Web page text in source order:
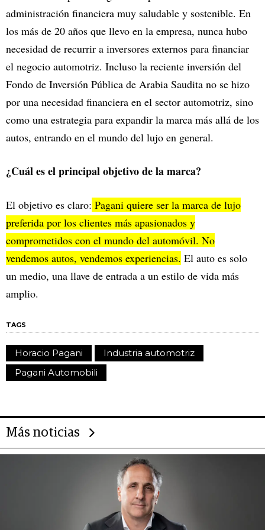
administración financiera muy saludable y sostenible. En
los más de 20 años que llevo en la empresa, nunca hubo
necesidad de recurrir a inversores externos para financiar
el negocio automotriz. Incluso la reciente inversión del
Fondo de Inversión Pública de Arabia Saudita no se hizo
por una necesidad financiera en el sector automotriz, sino
como una estrategia para expandir la marca más allá de los
autos, entrando en el mundo del lujo en general.
¿Cuál es el principal objetivo de la marca?
El objetivo es claro: Pagani quiere ser la marca de lujo
preferida por los clientes más apasionados y
comprometidos con el mundo del automóvil. No
vendemos autos, vendemos experiencias. El auto es solo
un medio, una llave de entrada a un estilo de vida más
amplio.
TAGS
Horacio Pagani
Industria automotriz
Pagani Automobili
Más noticias